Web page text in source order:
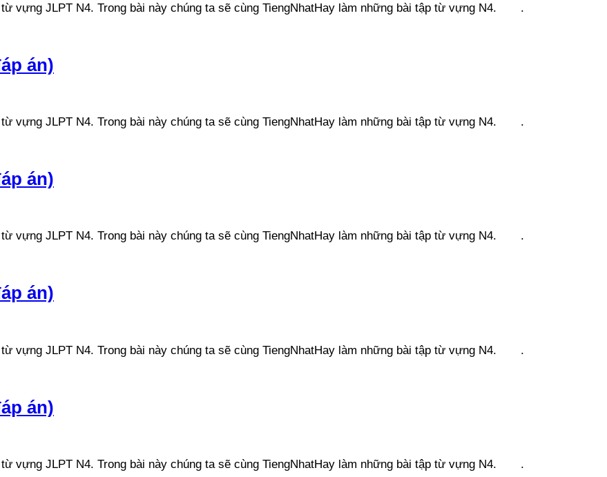
vựng JLPT N4. Trong bài này chúng ta sẽ cùng TiengNhatHay làm những bài tập từ vựng N4. .
án)
vựng JLPT N4. Trong bài này chúng ta sẽ cùng TiengNhatHay làm những bài tập từ vựng N4. .
án)
từ vựng JLPT N4. Trong bài này chúng ta sẽ cùng TiengNhatHay làm những bài tập từ vựng N4. .
án)
vựng JLPT N4. Trong bài này chúng ta sẽ cùng TiengNhatHay làm những bài tập từ vựng N4. .
án)
vựng JLPT N4. Trong bài này chúng ta sẽ cùng TiengNhatHay làm những bài tập từ vựng N4. .